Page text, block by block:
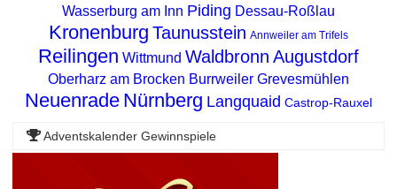
Wasserburg am Inn Piding Dessau-Roßlau
Kronenburg Taunusstein Annweiler am Trifels
Reilingen Wittmund Waldbronn Augustdorf
Oberharz am Brocken Burrweiler Grevesmühlen
Neuenrade Nürnberg Langquaid Castrop-Rauxel
Adventskalender Gewinnspiele